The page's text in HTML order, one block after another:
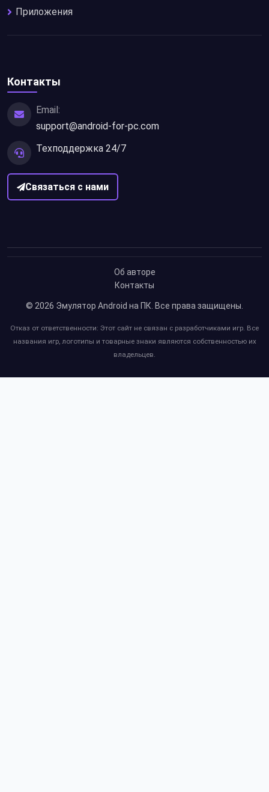
Приложения
Контакты
Email:
support@android-for-pc.com
Техподдержка 24/7
Связаться с нами
Об авторе
Контакты
© 2026 Эмулятор Android на ПК. Все права защищены.
Отказ от ответственности: Этот сайт не связан с разработчиками игр. Все
названия игр, логотипы и товарные знаки являются собственностью их
владельцев.